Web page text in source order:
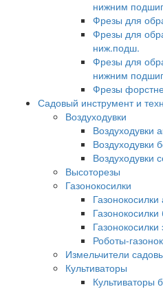
нижним
Фрезы для
Фрезы для
ниж.подш.
Фрезы для
нижним
Фрезы
Садовый инструмент и
Воздуходувки
Воздуходувки
Воздуходувки
Воздуходувки
Высоторезы
Газонокосилки
Газонокосилки
Роботы-
Измельчители
Культиваторы
Культиваторы